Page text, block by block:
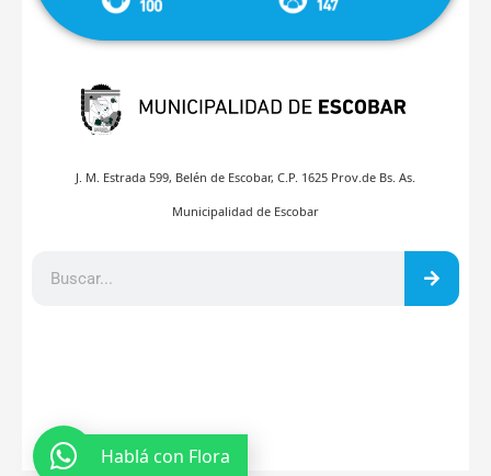
J. M. Estrada 599, Belén de Escobar, C.P. 1625 Prov.de Bs. As.
Municipalidad de Escobar
Hablá con Flora